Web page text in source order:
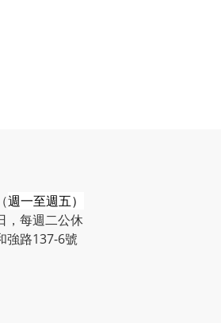
週一至週五）
，每週二公休
強路137-6號